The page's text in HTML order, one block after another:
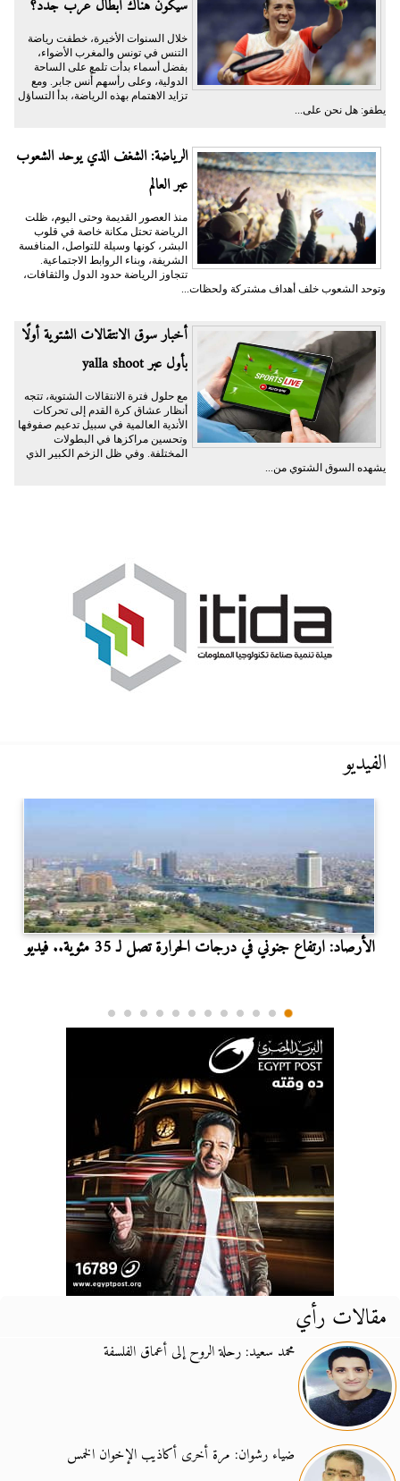
سيكون هناك أبطال عرب جدد؟
خلال السنوات الأخيرة، خطفت رياضة
التنس في تونس والمغرب الأضواء،
بفضل أسماء بدأت تلمع على الساحة
الدولية، وعلى رأسهم أُنس جابر. ومع
تزايد الاهتمام بهذه الرياضة، بدأ التساؤل
يطفو: هل نحن على...
الرياضة: الشغف الذي يوحد الشعوب
عبر العالم
منذ العصور القديمة وحتى اليوم، ظلت
الرياضة تحتل مكانة خاصة في قلوب
البشر، كونها وسيلة للتواصل، المنافسة
الشريفة، وبناء الروابط الاجتماعية.
تتجاوز الرياضة حدود الدول والثقافات،
وتوحد الشعوب خلف أهداف مشتركة ولحظات...
أخبار سوق الانتقالات الشتوية أولًا
بأول عبر yalla shoot
مع حلول فترة الانتقالات الشتوية، تتجه
أنظار عشاق كرة القدم إلى تحركات
الأندية العالمية في سبيل تدعيم صفوفها
وتحسين مراكزها في البطولات
المختلفة. وفي ظل الزخم الكبير الذي
يشهده السوق الشتوي من...
الفيديو
الأرصاد: ارتفاع جنوني في درجات الحرارة تصل لـ 35 مئوية.. فيديو
مقالات رأي
محمد سعيد: رحلة الروح إلى أعماق الفلسفة
ضياء رشوان: مرة أخرى أكاذيب الإخوان الخمس